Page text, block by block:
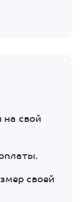
свой
своей